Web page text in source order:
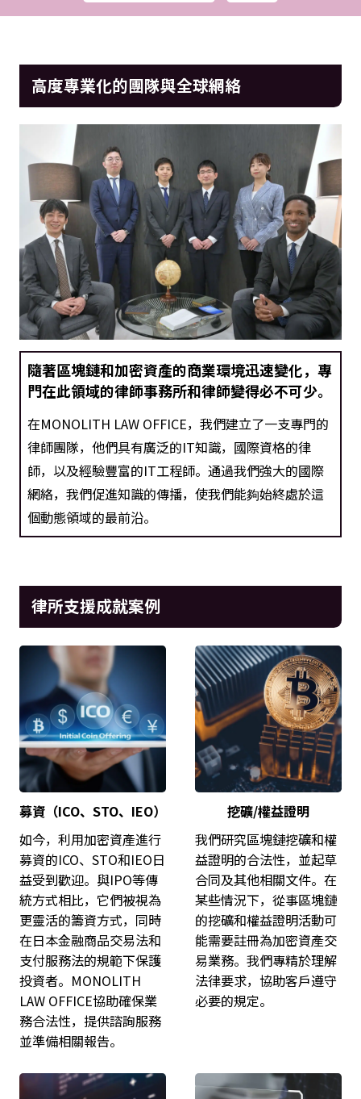
高度專業化的團隊與全球網絡
隨著區塊鏈和加密資產的商業環境迅速變化，專
門在此領域的律師事務所和律師變得必不可少。
在MONOLITH LAW OFFICE，我們建立了一支專門的
律師團隊，他們具有廣泛的IT知識，國際資格的律
師，以及經驗豐富的IT工程師。通過我們強大的國際
網絡，我們促進知識的傳播，使我們能夠始終處於這
個動態領域的最前沿。
律所支援成就案例
募資（ICO、STO、IEO）
如今，利用加密資產進行
募資的ICO、STO和IEO日
益受到歡迎。與IPO等傳
統方式相比，它們被視為
更靈活的籌資方式，同時
在日本金融商品交易法和
支付服務法的規範下保護
投資者。MONOLITH
LAW OFFICE協助確保業
務合法性，提供諮詢服務
並準備相關報告。
挖礦/權益證明
我們研究區塊鏈挖礦和權
益證明的合法性，並起草
合同及其他相關文件。在
某些情況下，從事區塊鏈
的挖礦和權益證明活動可
能需要註冊為加密資產交
易業務。我們專精於理解
法律要求，協助客戶遵守
必要的規定。